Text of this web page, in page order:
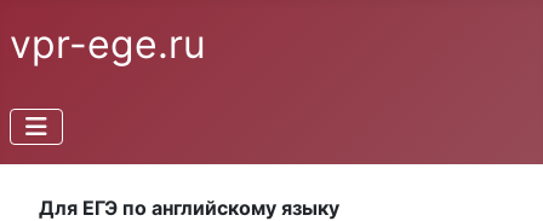
vpr-ege.ru
Для ЕГЭ по английскому языку